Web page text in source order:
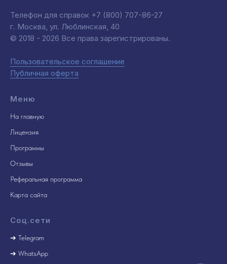
Телефон для справок +7 (800) 707-86-27
г. Москва, ул. Люблинская, 40
© 2018 - 2026 Все права зарегистрированы.
Пользовательское соглашение
Публичная оферта
Меню
На главную
Лицензия
Программы
Отзывы
Реферальная программа
Карта сайта
Соц.сети
➔ Telegram
➔ WhatsApp